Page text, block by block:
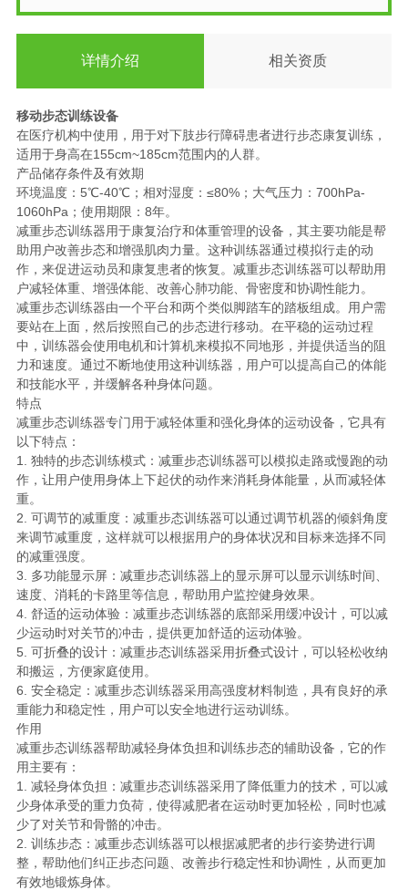
详情介绍 相关资质
移动步态训练设备
在医疗机构中使用，用于对下肢步行障碍患者进行步态康复训练，
适用于身高在155cm~185cm范围内的人群。
产品储存条件及有效期
环境温度：5℃-40℃；相对湿度：≤80%；大气压力：700hPa-
1060hPa；使用期限：8年。
减重步态训练器用于康复治疗和体重管理的设备，其主要功能是帮
助用户改善步态和增强肌肉力量。这种训练器通过模拟行走的动
作，来促进运动员和康复患者的恢复。减重步态训练器可以帮助用
户减轻体重、增强体能、改善心肺功能、骨密度和协调性能力。
减重步态训练器由一个平台和两个类似脚踏车的踏板组成。用户需
要站在上面，然后按照自己的步态进行移动。在平稳的运动过程
中，训练器会使用电机和计算机来模拟不同地形，并提供适当的阻
力和速度。通过不断地使用这种训练器，用户可以提高自己的体能
和技能水平，并缓解各种身体问题。
特点
减重步态训练器专门用于减轻体重和强化身体的运动设备，它具有
以下特点：
1. 独特的步态训练模式：减重步态训练器可以模拟走路或慢跑的动
作，让用户使用身体上下起伏的动作来消耗身体能量，从而减轻体
重。
2. 可调节的减重度：减重步态训练器可以通过调节机器的倾斜角度
来调节减重度，这样就可以根据用户的身体状况和目标来选择不同
的减重强度。
3. 多功能显示屏：减重步态训练器上的显示屏可以显示训练时间、
速度、消耗的卡路里等信息，帮助用户监控健身效果。
4. 舒适的运动体验：减重步态训练器的底部采用缓冲设计，可以减
少运动时对关节的冲击，提供更加舒适的运动体验。
5. 可折叠的设计：减重步态训练器采用折叠式设计，可以轻松收纳
和搬运，方便家庭使用。
6. 安全稳定：减重步态训练器采用高强度材料制造，具有良好的承
重能力和稳定性，用户可以安全地进行运动训练。
作用
减重步态训练器帮助减轻身体负担和训练步态的辅助设备，它的作
用主要有：
1. 减轻身体负担：减重步态训练器采用了降低重力的技术，可以减
少身体承受的重力负荷，使得减肥者在运动时更加轻松，同时也减
少了对关节和骨骼的冲击。
2. 训练步态：减重步态训练器可以根据减肥者的步行姿势进行调
整，帮助他们纠正步态问题、改善步行稳定性和协调性，从而更加
有效地锻炼身体。